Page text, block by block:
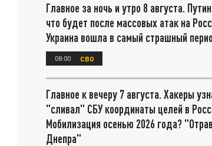
Главное за ночь и утро 8 августа.
что будет после массовых атак на
Украина вошла в самый страшный
08:00 СВО
Главное к вечеру 7 августа. Хакеры
"сливал" СБУ координаты целей в
Мобилизация осенью 2026 года?
Днепра"